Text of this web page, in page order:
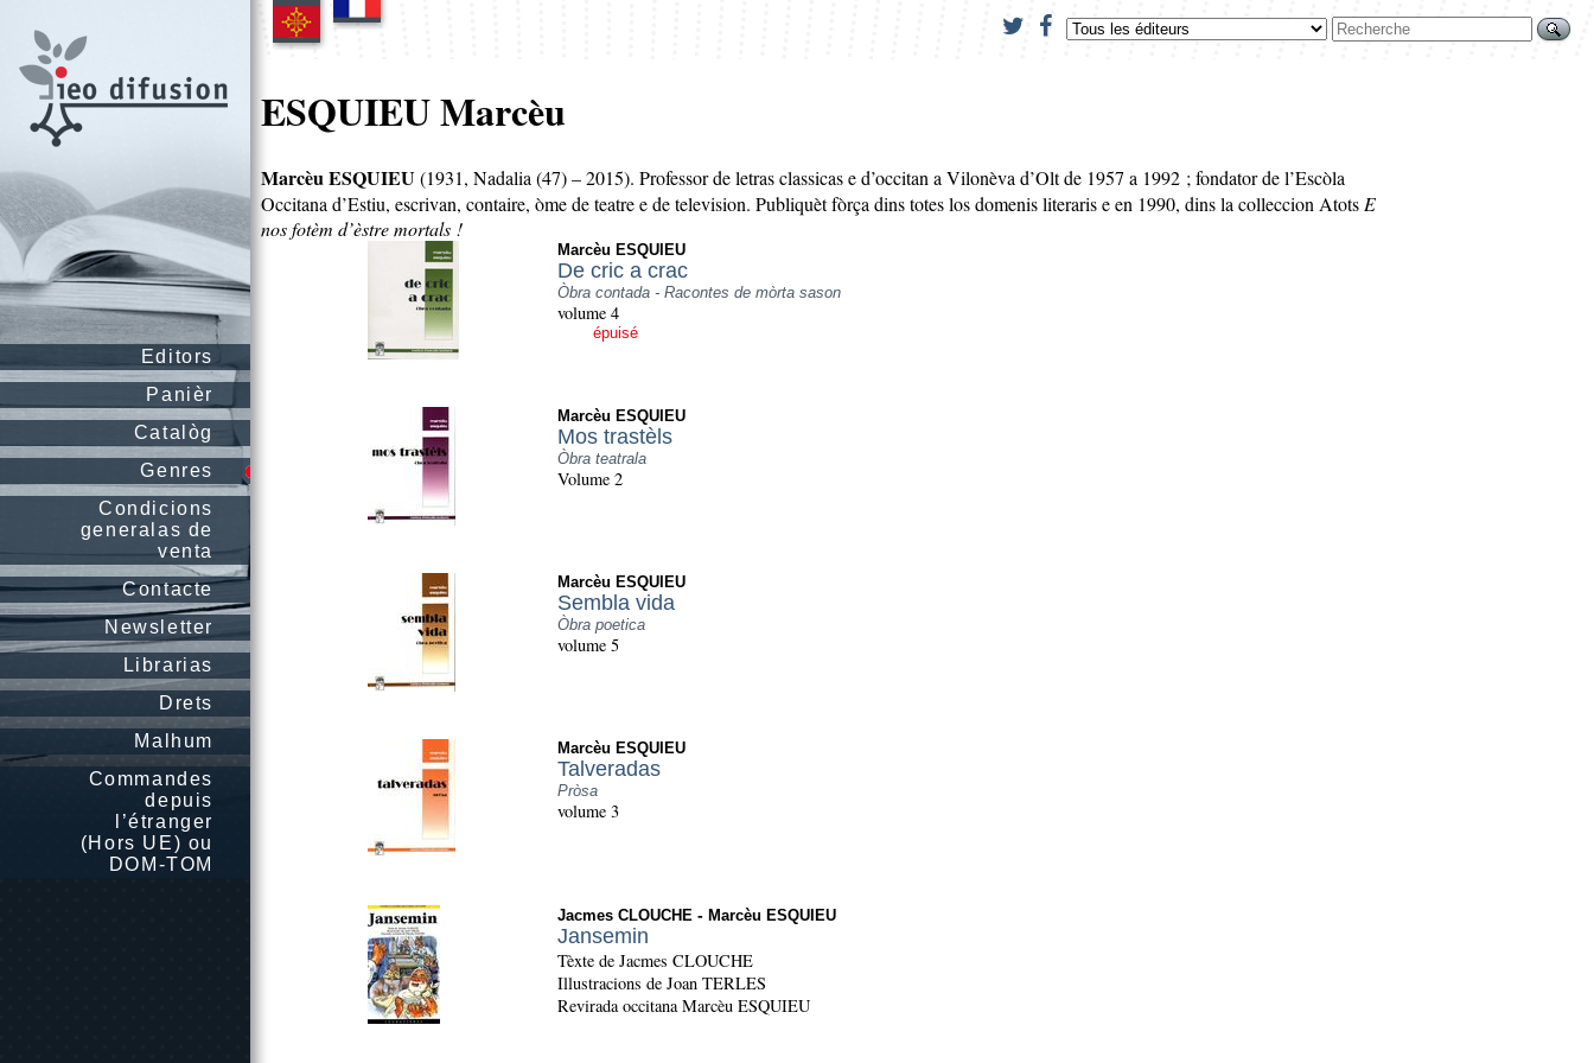
Editors
Panièr
Catalòg
Genres
Condicions
generalas de
venta
Contacte
Newsletter
Librarias
Drets
Malhum
Commandes
depuis
l’étranger
(Hors UE) ou
DOM-TOM
ESQUIEU Marcèu
Marcèu ESQUIEU(1931, Nadalia (47) – 2015). Professor de letras classicas e d’occitan a Vilonèva d’Olt de 1957 a 1992 ; fondator de l’Escòla
Occitana d’Estiu, escrivan, contaire, òme de teatre e de television. Publiquèt fòrça dins totes los domenis literaris e en 1990, dins la colleccion AtotsE
nos fotèm d’èstre mortals !
Marcèu ESQUIEU
De cric a crac
Òbra contada - Racontes de mòrta sason
volume 4
épuisé
Marcèu ESQUIEU
Mos trastèls
Òbra teatrala
Volume 2
Marcèu ESQUIEU
Sembla vida
Òbra poetica
volume 5
Marcèu ESQUIEU
Talveradas
Pròsa
volume 3
Jacmes CLOUCHE - Marcèu ESQUIEU
Jansemin
Tèxte de Jacmes CLOUCHE
Illustracions de Joan TERLES
Revirada occitana Marcèu ESQUIEU